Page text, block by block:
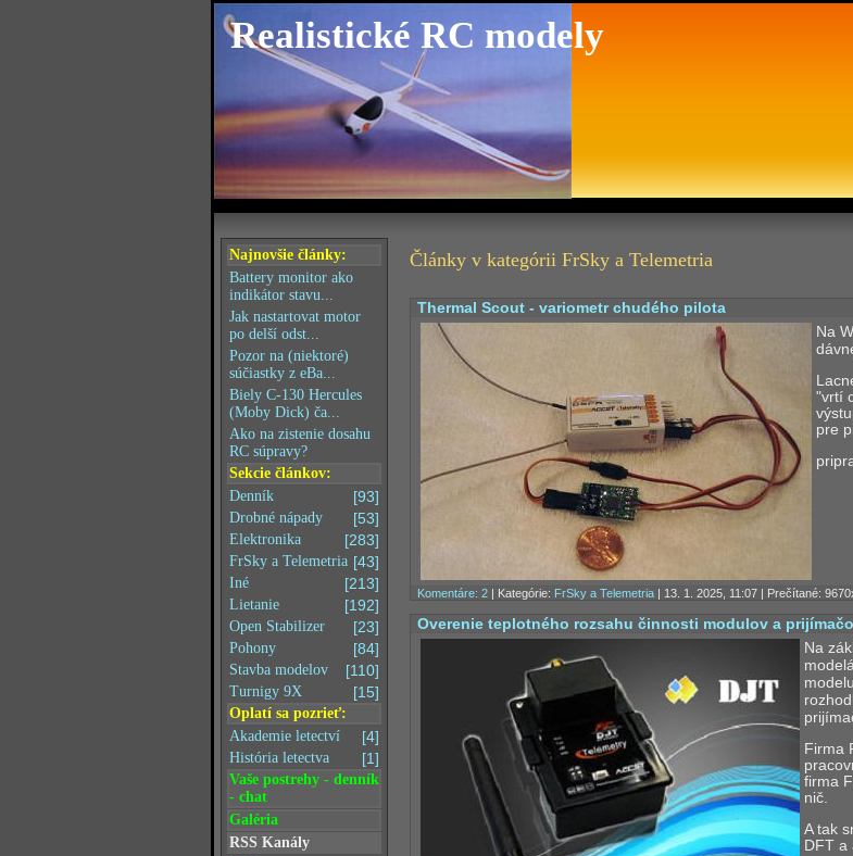
Realistické RC modely
Najnovšie články:
Battery monitor ako
indikátor stavu...
Jak nastartovat motor
po delší odst...
Pozor na (niektoré)
súčiastky z eBa...
Biely C-130 Hercules
(Moby Dick) ča...
Ako na zistenie dosahu
RC súpravy?
Sekcie článkov:
[93]
Denník
[53]
Drobné nápady
[283]
Elektronika
[43]
FrSky a Telemetria
[213]
Iné
[192]
Lietanie
[23]
Open Stabilizer
[84]
Pohony
[110]
Stavba modelov
[15]
Turnigy 9X
Oplatí sa pozrieť:
[4]
Akademie letectví
[1]
História letectva
Vaše postrehy - denník
- chat
Galéria
RSS Kanály
Články v kategórii FrSky a Telemetria
Thermal Scout - variometr chudého pilota
Na
"vrtí
pre
Komentáre: 2 | Kategórie: FrSky a Telemetria | 13. 1. 2025, 11:07 | Prečítané:
Overenie teplotného rozsahu činnosti modulov a
Na
Firma
firma
nič.
A tak
DFT a